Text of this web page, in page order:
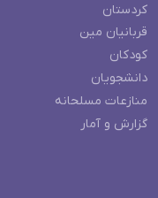
کردستان
قربانیان مین
کودکان
دانشجویان
منازعات مسلحانه
گزارش و آمار